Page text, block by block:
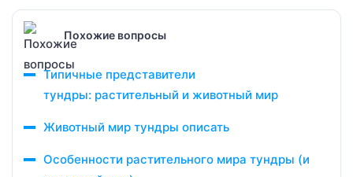
Похожие вопросы
Типичные представители
тундры: растительный и животный мир
Животный мир тундры описать
Особенности растительного мира тундры (и